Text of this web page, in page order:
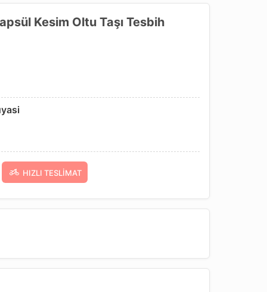
Kesim Oltu Taşı Tesbih
HIZLI TESLIMAT